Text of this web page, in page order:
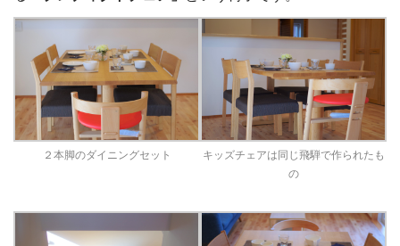
２本脚のダイニングセット
キッズチェアは同じ飛騨で作られたも
の